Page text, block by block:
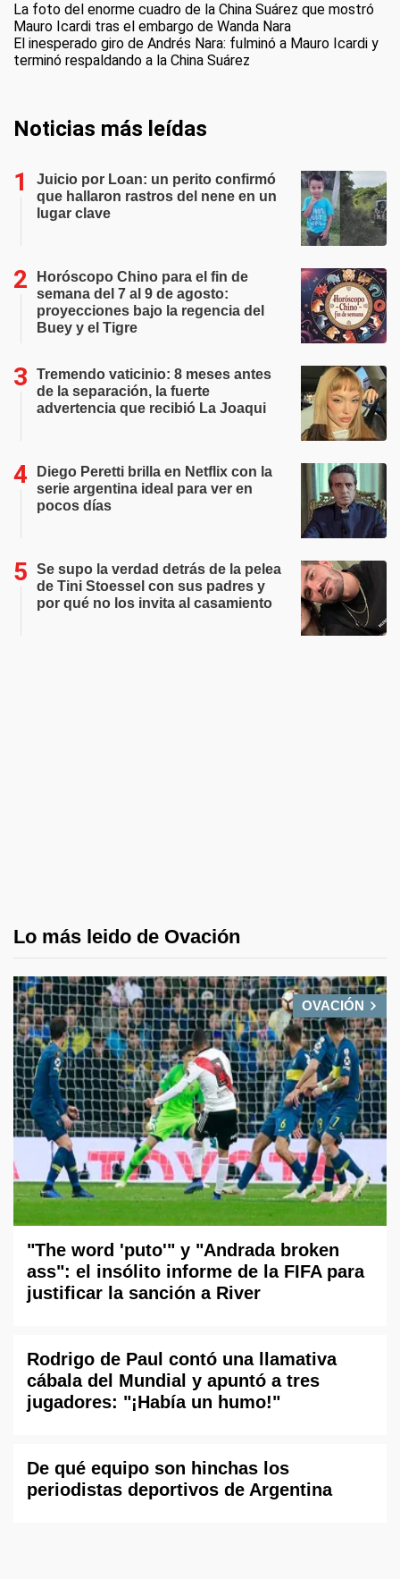
La foto del enorme cuadro de la China Suárez que mostró
Mauro Icardi tras el embargo de Wanda Nara
El inesperado giro de Andrés Nara: fulminó a Mauro Icardi y
terminó respaldando a la China Suárez
Noticias más leídas
Juicio por Loan: un perito confirmó
que hallaron rastros del nene en un
lugar clave
Horóscopo Chino para el fin de
semana del 7 al 9 de agosto:
proyecciones bajo la regencia del
Buey y el Tigre
Tremendo vaticinio: 8 meses antes
de la separación, la fuerte
advertencia que recibió La Joaqui
Diego Peretti brilla en Netflix con la
serie argentina ideal para ver en
pocos días
Se supo la verdad detrás de la pelea
de Tini Stoessel con sus padres y
por qué no los invita al casamiento
Lo más leido de Ovación
OVACIÓN
"The word 'puto'" y "Andrada broken
ass": el insólito informe de la FIFA para
justificar la sanción a River
Rodrigo de Paul contó una llamativa
cábala del Mundial y apuntó a tres
jugadores: "¡Había un humo!"
De qué equipo son hinchas los
periodistas deportivos de Argentina